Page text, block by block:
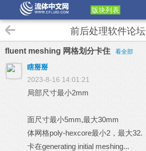
版块列表
前后处理软件论坛
fluent meshing 网格划分卡住 看全部
瞎掰掰
2023-8-16 14:01:21
局部尺寸最小2mm
面尺寸最小5mm,最大30mm
体网格poly-hexcore最小2，最大32.
卡在generating initial meshing...